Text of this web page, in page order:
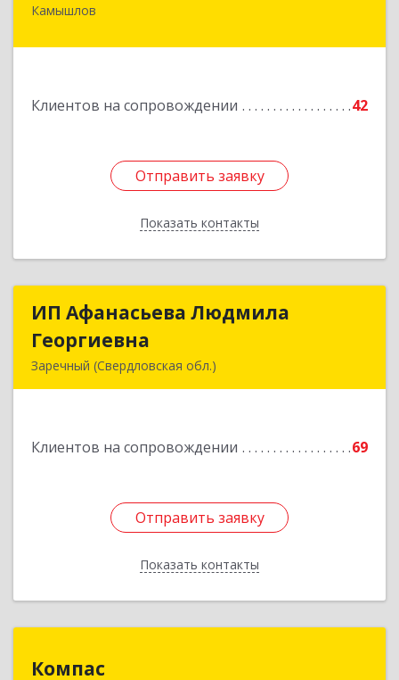
Камышлов
Клиентов на сопровождении 42
Отправить заявку
Показать контакты
624860, Свердловская обл, Камышлов г, Ленина
Отправить заявку
Назад
ИП Афанасьева Людмила
Георгиевна
Заречный (Свердловская обл.)
Клиентов на сопровождении 69
Отправить заявку
Показать контакты
ИП Афанасьева Людмила
Подробнее
Отправить заявку
Назад
Компас